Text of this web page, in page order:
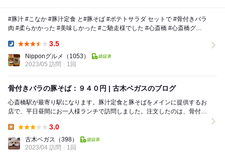
#豚汁 #こなか #豚汁定食 と#豚そば #ポテトサラダ セットで #骨付きバラ
肉 #柔らかかった #美味しかった #ご馳走様でした #心斎橋 #心斎橋グル
3.5
Nipponグルメ
（1053）
2023/05 訪問
1回
骨付きバラの豚そば：９４０円 | 古木ベガスのブログ
心斎橋駅が最寄り駅になります。豚汁定食と豚そばをメインに提供するお
店で、平日昼間にお一人様ランチで訪問しました。注文したのは、骨付き
3.0
古木ベガス （398）
2023/04 訪問
1回